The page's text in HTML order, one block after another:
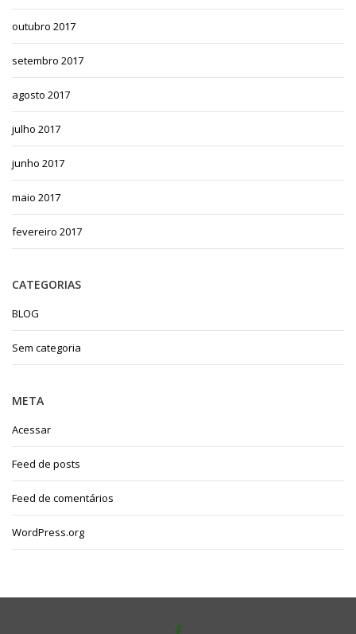
outubro 2017
setembro 2017
agosto 2017
julho 2017
junho 2017
maio 2017
fevereiro 2017
CATEGORIAS
BLOG
Sem categoria
META
Acessar
Feed de posts
Feed de comentários
WordPress.org